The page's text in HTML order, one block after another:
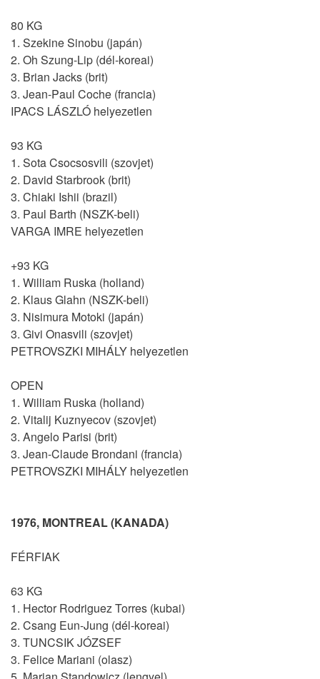
80 KG
1. Szekine Sinobu (japán)
2. Oh Szung-Lip (dél-koreai)
3. Brian Jacks (brit)
3. Jean-Paul Coche (francia)
IPACS LÁSZLÓ helyezetlen
93 KG
1. Sota Csocsosvili (szovjet)
2. David Starbrook (brit)
3. Chiaki Ishii (brazil)
3. Paul Barth (NSZK-beli)
VARGA IMRE helyezetlen
+93 KG
1. William Ruska (holland)
2. Klaus Glahn (NSZK-beli)
3. Nisimura Motoki (japán)
3. Givi Onasvili (szovjet)
PETROVSZKI MIHÁLY helyezetlen
OPEN
1. William Ruska (holland)
2. Vitalij Kuznyecov (szovjet)
3. Angelo Parisi (brit)
3. Jean-Claude Brondani (francia)
PETROVSZKI MIHÁLY helyezetlen
1976, MONTREAL (KANADA)
FÉRFIAK
63 KG
1. Hector Rodriguez Torres (kubai)
2. Csang Eun-Jung (dél-koreai)
3. TUNCSIK JÓZSEF
3. Felice Mariani (olasz)